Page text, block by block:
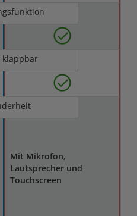
klappbar
Mit Mikrofon,
Lautsprecher und
Touchscreen